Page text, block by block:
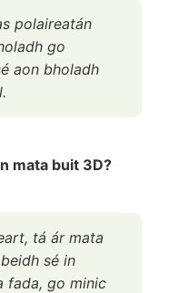
polaireatán
go
aon bholadh
mata buit 3D?
tá ár mata
sé in
fada, go minic